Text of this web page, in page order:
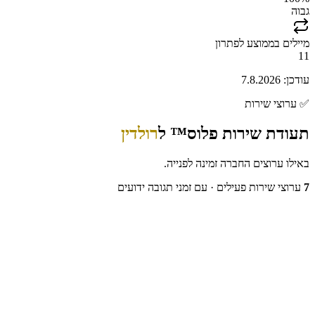
גבוה
מיילים בממוצע לפתרון
11
עודכן: 7.8.2026
✅ ערוצי שירות
תעודת שירות פלוס™ לרולדין
באילו ערוצים החברה זמינה לפנייה.
7 ערוצי שירות פעילים · עם זמני תגובה ידועים